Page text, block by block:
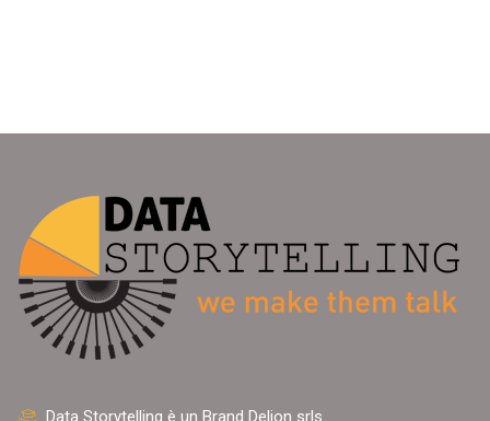
Data Storytelling è un Brand Delion srls